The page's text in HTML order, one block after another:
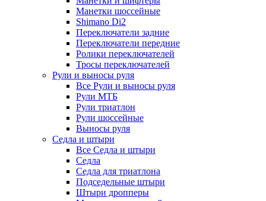
Манетки шоссейные
Shimano Di2
Переключатели задние
Переключатели передние
Ролики переключателей
Тросы переключателей
Рули и выносы руля
Все Рули и выносы руля
Рули МТБ
Рули триатлон
Рули шоссейные
Выносы руля
Седла и штыри
Все Седла и штыри
Седла
Седла для триатлона
Подседельные штыри
Штыри дропперы